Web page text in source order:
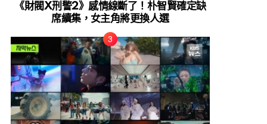
《財閥X刑警2》感情線斷了！朴智賢確定缺
席續集，女主角將更換人選